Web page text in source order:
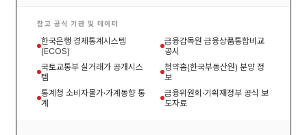
참고 공식 기관 및 데이터
한국은행 경제통계시스템
(ECOS)
금융감독원 금융상품통합비교
공시
국토교통부 실거래가 공개시스
템
청약홈(한국부동산원) 분양 정
보
통계청 소비자물가·가계동향 통
계
금융위원회·기획재정부 공식 보
도자료